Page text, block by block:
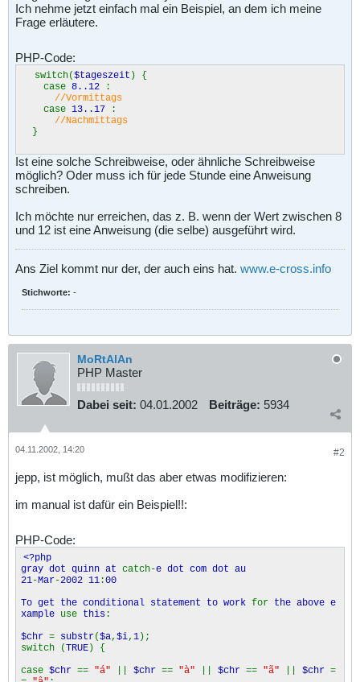
Ich nehme jetzt einfach mal ein Beispiel, an dem ich meine
Frage erläutere.
PHP-Code:
switch($tageszeit ) {
case 8..12
:
//Vormittags
case 13..17
:
//Nachmittags
}
Ist eine solche Schreibweise, oder ähnliche Schreibweise
möglich? Oder muss ich für jede Stunde eine Anweisung
schreiben.
Ich möchte nur erreichen, das z. B. wenn der Wert zwischen 8
und 12 ist eine Anweisung (die selbe) ausgeführt wird.
Ans Ziel kommt nur der, der auch eins hat. www.e-cross.info
Stichworte: -
MoRtAlAn
PHP Master
Dabei seit: 04.01.2002 Beiträge: 5934
#2
04.11.2002, 14:20
jepp, ist möglich, mußt das aber etwas modifizieren:
im manual ist dafür ein Beispiel!!:
PHP-Code:
<?php
gray dot quinn at catch-e dot com dot au
21-Mar-2002 11 :00
To get the conditional statement to work for the above e
xample use this :
$chr = substr($a, $i, 1);
switch (TRUE) {
case $chr == "á" $chr == "à" $chr == "ã" $chr =